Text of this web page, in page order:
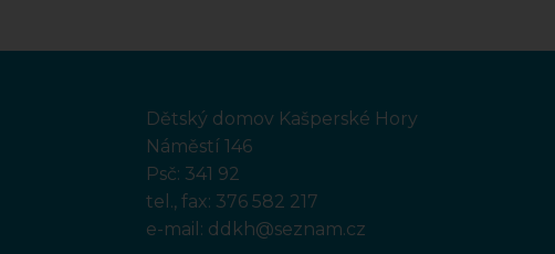
Dětský domov Kašperské Hory
Náměstí 146
Psč: 341 92
tel., fax: 376 582 217
e-mail: ddkh@seznam.cz